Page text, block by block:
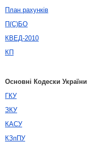
План рахунків
П(С)БО
КВЕД-2010
КП
Основні Кодески України
ГКУ
ЗКУ
КАСУ
КЗпПУ